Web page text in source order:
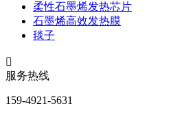
柔性石墨烯发热芯片
石墨烯高效发热膜
毯子

服务热线
159-4921-5631